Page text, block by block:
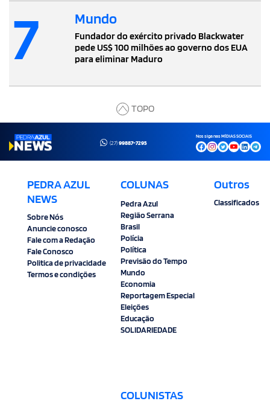
7 Mundo
Fundador do exército privado Blackwater
pede US$ 100 milhões ao governo dos EUA
para eliminar Maduro
TOPO
(27)99887-7295
Nos siga nas MÍDIAS SOCIAIS
PEDRA AZUL
NEWS
Sobre Nós
Anuncie conosco
Fale com a Redação
Fale Conosco
Politica de privacidade
Termos e condições
COLUNAS
Pedra Azul
Região Serrana
Brasil
Polícia
Política
Previsão do Tempo
Mundo
Economia
Reportagem Especial
Eleições
Educação
SOLIDARIEDADE
COLUNISTAS
Outros
Classificados